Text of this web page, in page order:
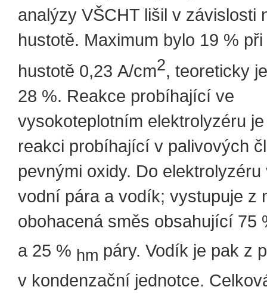
analýzy VŠCHT lišil v závislosti
hustotě. Maximum bylo 19 % při
hustotě 0,23 A/cm2, teoreticky
28 %. Reakce probíhající ve
vysokoteplotním elektrolyzéru
reakci probíhající v palivových
pevnými oxidy. Do elektrolyzéru
vodní pára a vodík; vystupuje z
obohacená směs obsahující 75
a 25 % hm páry. Vodík je pak z
v kondenzační jednotce.